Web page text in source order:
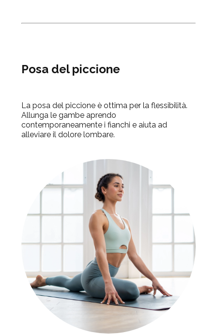
Posa del piccione
La posa del piccione è ottima per la flessibilità.
Allunga le gambe aprendo
contemporaneamente i fianchi e aiuta ad
alleviare il dolore lombare.